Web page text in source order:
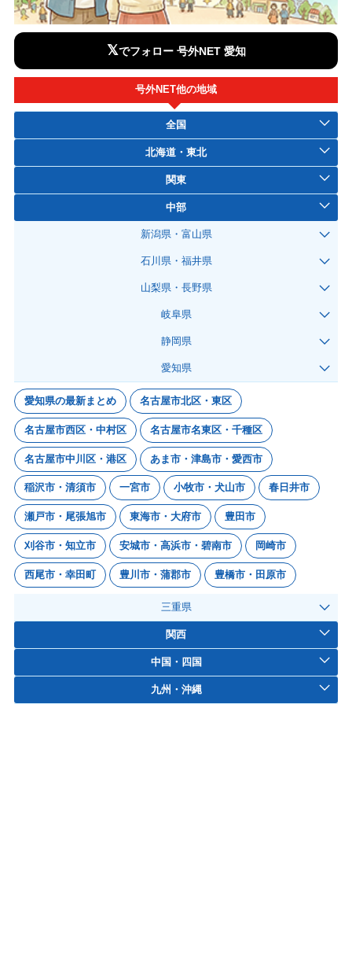
𝕏でフォロー 号外NET 愛知
号外NET他の地域
全国
北海道・東北
関東
中部
新潟県・富山県
石川県・福井県
山梨県・長野県
岐阜県
静岡県
愛知県
愛知県の最新まとめ 名古屋市北区・東区
名古屋市西区・中村区 名古屋市名東区・千種区
名古屋市中川区・港区 あま市・津島市・愛西市
稲沢市・清須市 一宮市 小牧市・犬山市 春日井市
瀬戸市・尾張旭市 東海市・大府市 豊田市
刈谷市・知立市 安城市・高浜市・碧南市 岡崎市
西尾市・幸田町 豊川市・蒲郡市 豊橋市・田原市
三重県
関西
中国・四国
九州・沖縄